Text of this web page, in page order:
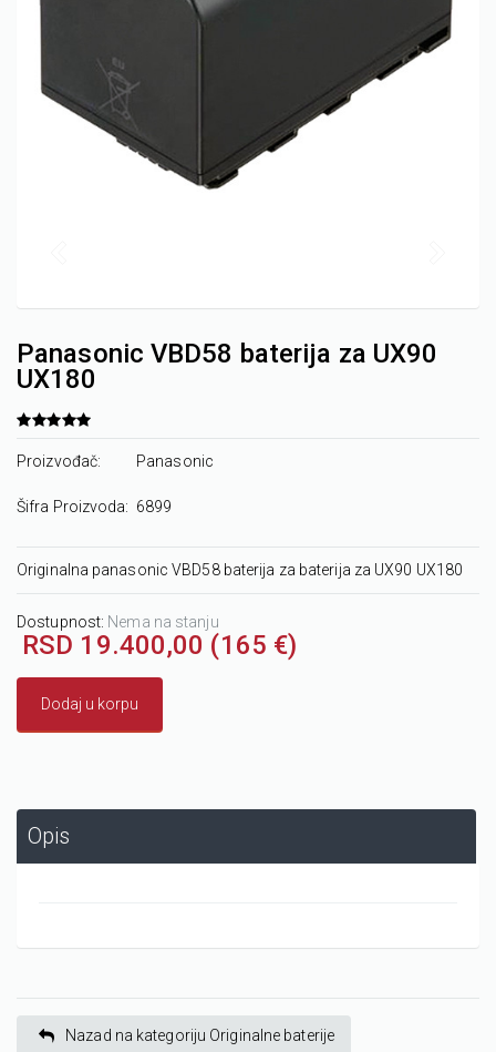
Panasonic VBD58 baterija za UX90
UX180
Proizvođač: Panasonic
Šifra Proizvoda: 6899
Originalna panasonic VBD58 baterija za baterija za UX90 UX180
Dostupnost: Nema na stanju
RSD 19.400,00 (165 €)
Dodaj u korpu
Opis
Nazad na kategoriju Originalne baterije